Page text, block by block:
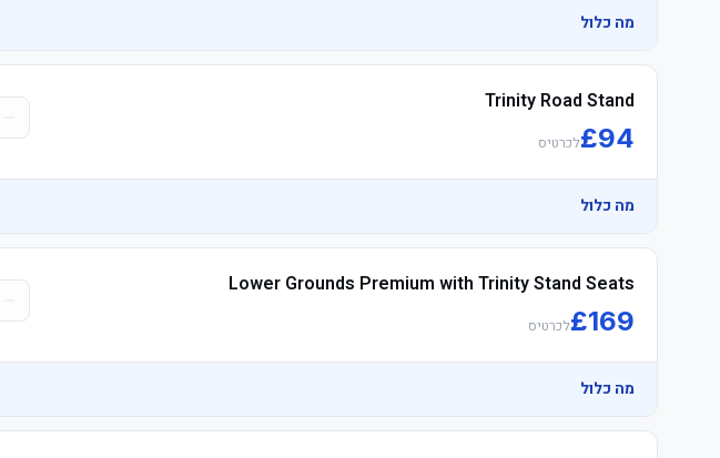
מה כלול
Trinity Road Stand
£94 לכרטיס
מה כלול
Lower Grounds Premium with Trinity Stand Seats
£169 לכרטיס
מה כלול